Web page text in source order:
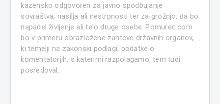
kazensko odgovoren za javno spodbujanje
sovraštva, nasilja ali nestrpnosti ter za grožnjo, da bo
napadel življenje ali telo druge osebe. Pomurec.com
bo v primeru obrazložene zahteve državnih organov,
ki temelji na zakonski podlagi, podatke o
komentatorjih, s katerimi razpolagamo, tem tudi
posredoval.